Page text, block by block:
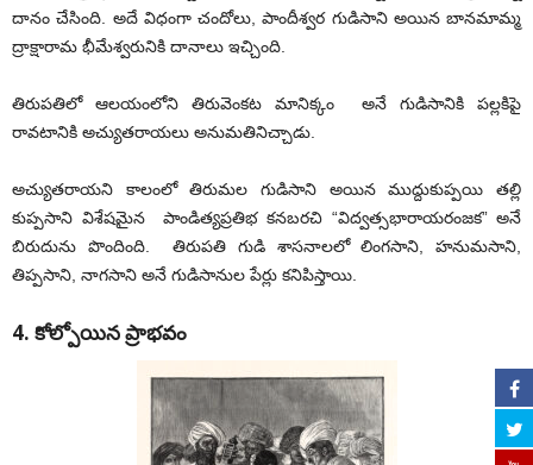
దానం చేసింది. అదే విధంగా చందోలు, పాందీశ్వర గుడిసాని అయిన బానమామ్మ
ద్రాక్షారామ భీమేశ్వరునికి దానాలు ఇచ్చింది.
తిరుపతిలో ఆలయంలోని తిరువెంకట మానిక్కం అనే గుడిసానికి పల్లకిపై
రావటానికి అచ్యుతరాయలు అనుమతినిచ్చాడు.
అచ్యుతరాయని కాలంలో తిరుమల గుడిసాని అయిన ముద్దుకుప్పయి తల్లి
కుప్పసాని విశేషమైన పాండిత్యప్రతిభ కనబరచి “విద్వత్సభారాయరంజక” అనే
బిరుదును పొందింది. తిరుపతి గుడి శాసనాలలో లింగసాని, హనుమసాని,
తిప్పసాని, నాగసాని అనే గుడిసానుల పేర్లు కనిపిస్తాయి.
4. కోల్పోయిన ప్రాభవం